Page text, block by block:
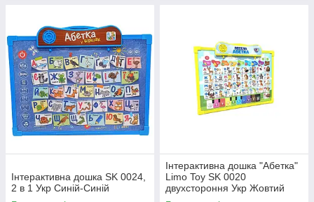
Інтерактивна дошка SK 0024,
2 в 1 Укр Синій-Синій
Інтерактивна дошка "Абетка"
Limo Toy SK 0020
двухстороння Укр Жовтий